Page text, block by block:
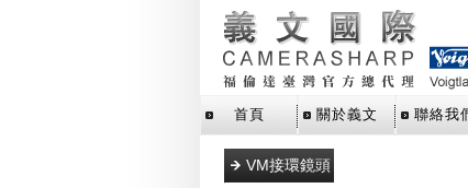
首頁 關於義文 聯絡我
VM接環鏡頭